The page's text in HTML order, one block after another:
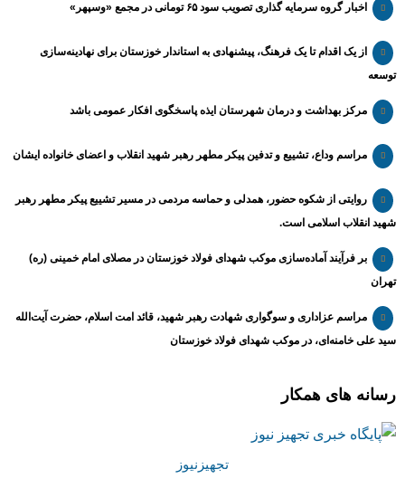
اخبار گروه سرمایه گذاری تصویب سود ۶۵ تومانی در مجمع «وسپهر»
از یک اقدام تا یک فرهنگ، پیشنهادی به استاندار خوزستان برای نهادینه‌سازی
توسعه
مرکز بهداشت و درمان شهرستان ایذه پاسخگوی افکار عمومی باشد
مراسم وداع، تشییع و تدفین پیکر مطهر رهبر شهید انقلاب و اعضای خانواده ایشان
روایتی از شکوه حضور، همدلی و حماسه مردمی در مسیر تشییع پیکر مطهر رهبر
شهید انقلاب اسلامی است.
بر فرآیند آماده‌سازی موکب شهدای فولاد خوزستان در مصلای امام خمینی (ره)
تهران
مراسم عزاداری و سوگواری شهادت رهبر شهید، قائد امت اسلام، حضرت آیت‌الله
سید علی خامنه‌ای، در موکب شهدای فولاد خوزستان
رسانه های همکار
تجهیزنیوز